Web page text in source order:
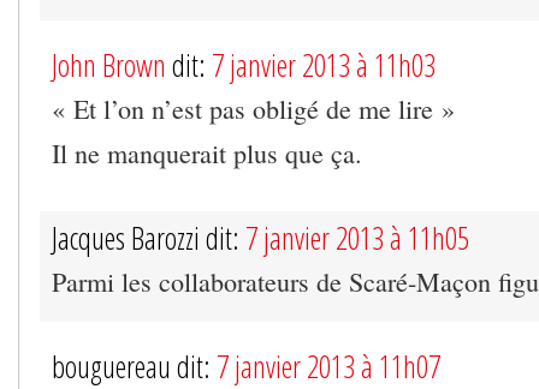
John Brown dit: 7 janvier 2013 à 11h03
« Et l’on n’est pas obligé de me lire »
Il ne manquerait plus que ça.
Jacques Barozzi dit: 7 janvier 2013 à 11h05
Parmi les collaborateurs de Scaré-Maçon
bouguereau dit: 7 janvier 2013 à 11h07